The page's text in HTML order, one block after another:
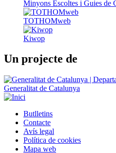
Un projecte de
Generalitat de Catalunya
Peu
Butlletins
Contacte
Avís legal
Política de cookies
Mapa web
Declaració d'accessibilitat